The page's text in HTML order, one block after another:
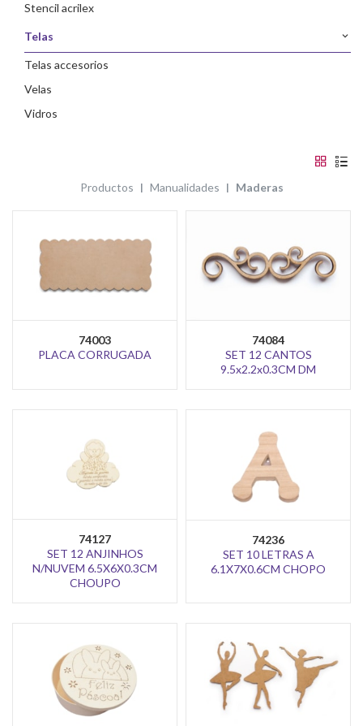
stencil acrilex
telas
telas accesorios
velas
vidros
productos manualidades maderas
74003
PLACA CORRUGADA
74084
SET 12 CANTOS
9.5x2.2x0.3CM DM
74127
SET 12 ANJINHOS
N/NUVEM 6.5X6X0.3CM
CHOUPO
74236
SET 10 LETRAS A
6.1X7X0.6CM CHOPO